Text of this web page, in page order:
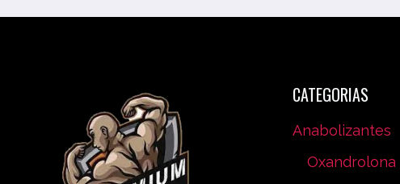
CATEGORIAS
Anabolizantes
Oxandrolona